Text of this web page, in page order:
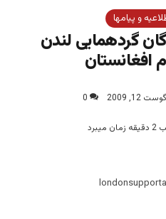
و پيامها
گردهمایی لندن
افغانستان
12, 2009
0